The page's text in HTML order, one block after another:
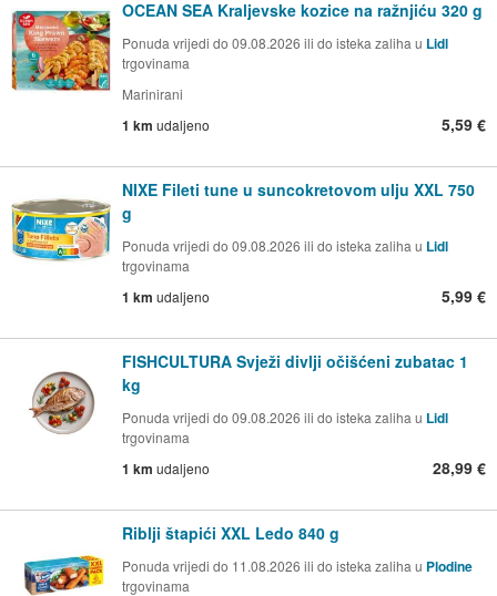
OCEAN SEA Kraljevske kozice na ražnjiću 320 g
Ponuda vrijedi do 09.08.2026 ili do isteka zaliha u Lidl
trgovinama
Marinirani
1 km udaljeno 5,59 €
NIXE Fileti tune u suncokretovom ulju XXL 750
g
Ponuda vrijedi do 09.08.2026 ili do isteka zaliha u Lidl
trgovinama
1 km udaljeno 5,99 €
FISHCULTURA Svježi divlji očišćeni zubatac 1
kg
Ponuda vrijedi do 09.08.2026 ili do isteka zaliha u Lidl
trgovinama
1 km udaljeno 28,99 €
Riblji štapići XXL Ledo 840 g
Ponuda vrijedi do 11.08.2026 ili do isteka zaliha u Plodine
trgovinama